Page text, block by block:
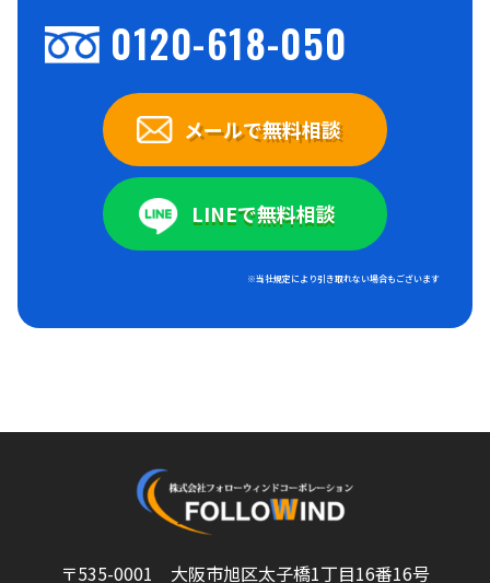
0120-618-050
メールで無料相談
LINEで無料相談
※当社規定により引き取れない場合もございます
〒535-0001 大阪市旭区太子橋1丁目16番16号